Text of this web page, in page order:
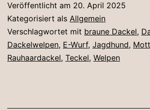
Veröffentlicht am 20. April 2025
Kategorisiert als Allgemein
Verschlagwortet mit braune Dackel,
Dackelwelpen, E-Wurf, Jagdhund,
Rauhaardackel, Teckel, Welpen